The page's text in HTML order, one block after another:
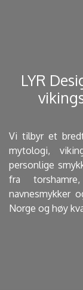
LYR
Vi tilbyr et
mytologi,
personlige
fra
navnesmykker
Norge og høy